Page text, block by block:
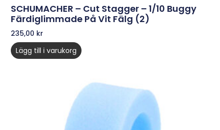
SCHUMACHER – Cut Stagger – 1/10 Buggy
Färdiglimmade På Vit Fälg (2)
235,00 kr
Lägg till i varukorg